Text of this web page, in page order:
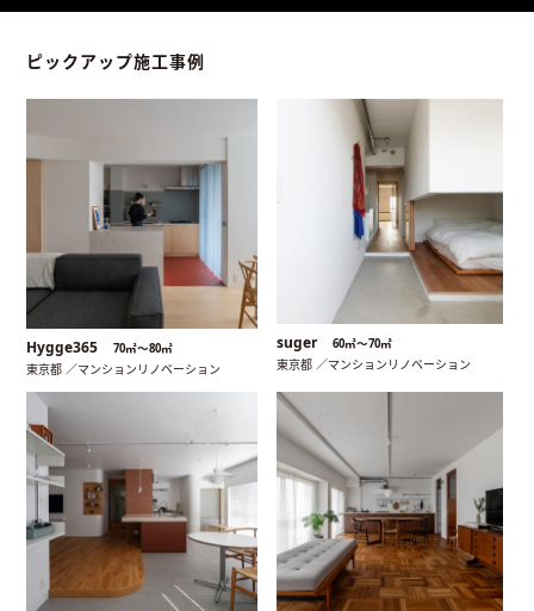
ピックアップ施工事例
Hygge365 70㎡〜80㎡
東京都 ／マンションリノベーション
suger 60㎡〜70㎡
東京都 ／マンションリノベーション